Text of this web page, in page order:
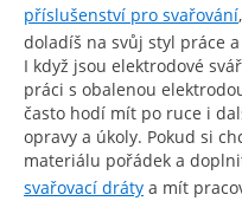
příslušenství pro svařování
doladíš na svůj styl práce a
I když jsou elektrodové
práci s obalenou
často hodí mít po ruce i
opravy a úkoly. Pokud si
materiálu pořádek a
svařovací dráty a mít